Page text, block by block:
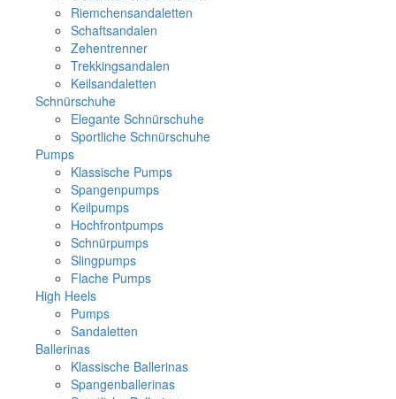
Riemchensandaletten
Schaftsandalen
Zehentrenner
Trekkingsandalen
Keilsandaletten
Schnürschuhe
Elegante Schnürschuhe
Sportliche Schnürschuhe
Pumps
Klassische Pumps
Spangenpumps
Keilpumps
Hochfrontpumps
Schnürpumps
Slingpumps
Flache Pumps
High Heels
Pumps
Sandaletten
Ballerinas
Klassische Ballerinas
Spangenballerinas